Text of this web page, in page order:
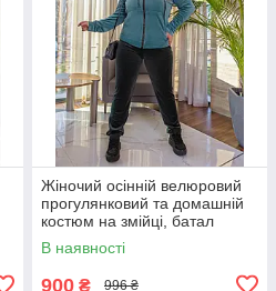
Жіночий осінній велюровий
прогулянковий та домашній
костюм на змійці, батал
великі розміри
В наявності
900 ₴ 996 ₴